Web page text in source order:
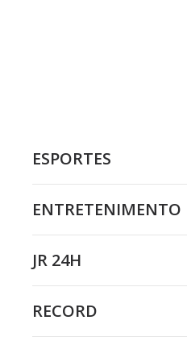
ESPORTES
ENTRETENIMENTO
JR 24H
RECORD